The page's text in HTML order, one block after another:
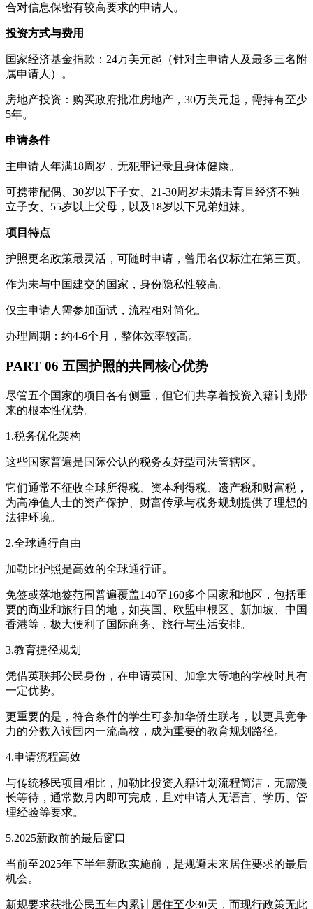
合对信息保密有较高要求的申请人。
投资方式与费用
国家经济基金捐款：24万美元起（针对主申请人及最多三名附
属申请人）。
房地产投资：购买政府批准房地产，30万美元起，需持有至少
5年。
申请条件
主申请人年满18周岁，无犯罪记录且身体健康。
可携带配偶、30岁以下子女、21-30周岁未婚未育且经济不独
立子女、55岁以上父母，以及18岁以下兄弟姐妹。
项目特点
护照更名政策最灵活，可随时申请，曾用名仅标注在第三页。
作为未与中国建交的国家，身份隐私性较高。
仅主申请人需参加面试，流程相对简化。
办理周期：约4-6个月，整体效率较高。
PART 06 五国护照的共同核心优势
尽管五个国家的项目各有侧重，但它们共享着投资入籍计划带
来的根本性优势。
1.税务优化架构
这些国家普遍是国际公认的税务友好型司法管辖区。
它们通常不征收全球所得税、资本利得税、遗产税和财富税，
为高净值人士的资产保护、财富传承与税务规划提供了理想的
法律环境。
2.全球通行自由
加勒比护照是高效的全球通行证。
免签或落地签范围普遍覆盖140至160多个国家和地区，包括重
要的商业和旅行目的地，如英国、欧盟申根区、新加坡、中国
香港等，极大便利了国际商务、旅行与生活安排。
3.教育捷径规划
凭借英联邦公民身份，在申请英国、加拿大等地的学校时具有
一定优势。
更重要的是，符合条件的学生可参加华侨生联考，以更具竞争
力的分数入读国内一流高校，成为重要的教育规划路径。
4.申请流程高效
与传统移民项目相比，加勒比投资入籍计划流程简洁，无需漫
长等待，通常数月内即可完成，且对申请人无语言、学历、管
理经验等要求。
5.2025新政前的最后窗口
当前至2025年下半年新政实施前，是规避未来居住要求的最后
机会。
新规要求获批公民五年内累计居住至少30天，而现行政策无此